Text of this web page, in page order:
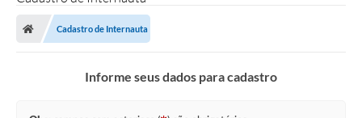
Cadastro de Internauta
Informe seus dados para cadastro